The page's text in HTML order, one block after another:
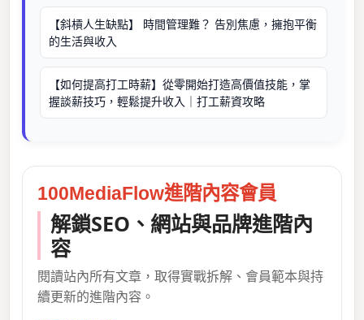
【斜槓人生缺點】 時間管理難？ 告別焦慮，擁抱平衡
的生活與收入
【如何提高打工時薪】從零開始打造高價值技能，掌
握談薪技巧，輕鬆提升收入｜打工薪資攻略
100MediaFlow進階內容會員
解鎖SEO、網站與品牌進階內
容
閱讀站內所有文章，取得實戰拆解、會員範本與持
續更新的進階內容。